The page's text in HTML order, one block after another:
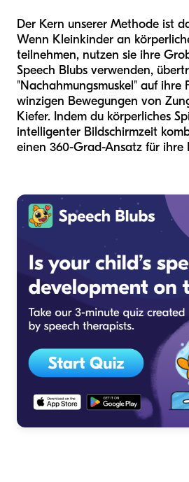
Der Kern unserer Methode ist
Wenn Kleinkinder an
teilnehmen, nutzen sie ihre
Speech Blubs verwenden,
"Nachahmungsmuskel" auf
winzigen Bewegungen von
Kiefer. Indem du körperliches
intelligenter Bildschirmzeit
einen 360-Grad-Ansatz für ihre